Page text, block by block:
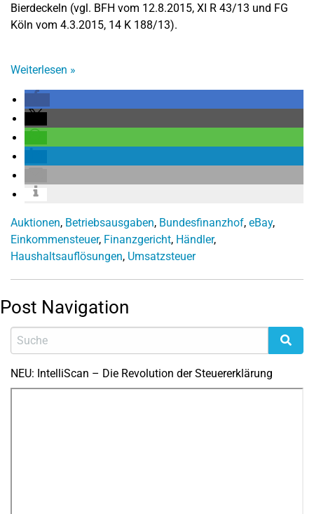
Bierdeckeln (vgl. BFH vom 12.8.2015, XI R 43/13 und FG
Köln vom 4.3.2015, 14 K 188/13).
Weiterlesen »
Auktionen, Betriebsausgaben, Bundesfinanzhof, eBay,
Einkommensteuer, Finanzgericht, Händler,
Haushaltsauflösungen, Umsatzsteuer
Post Navigation
NEU: IntelliScan – Die Revolution der Steuererklärung